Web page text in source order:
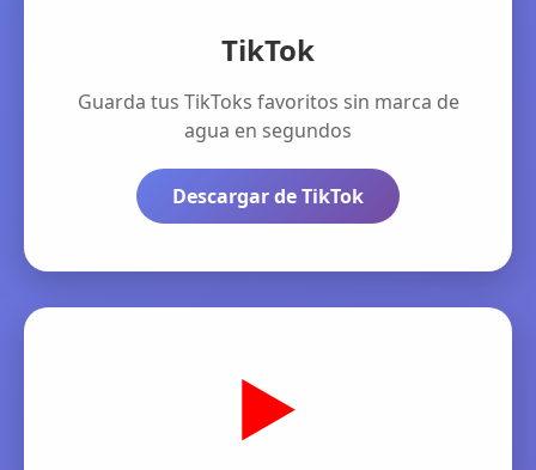
TikTok
Guarda tus TikToks favoritos sin marca de
agua en segundos
Descargar de TikTok
▶️